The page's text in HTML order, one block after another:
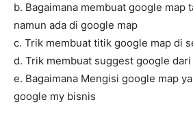
b. Bagaimana membuat google map
namun ada di google map
c. Trik membuat titik google map di
d. Trik membuat suggest google
e. Bagaimana Mengisi google map
google my bisnis